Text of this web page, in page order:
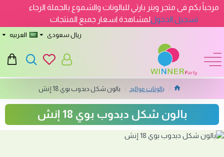
مرحباً بكم فى متجر وينر بارتي للبالونات والشموع بالجملة الرجاء
تسجيل الدخوللمشاهدة اسعار جميع المنتجات
ريال سعودى العربيه
بالونات مواليد بالون شكل دبدوب بوي 18 إنش
بالون شكل دبدوب بوي 18 إنش